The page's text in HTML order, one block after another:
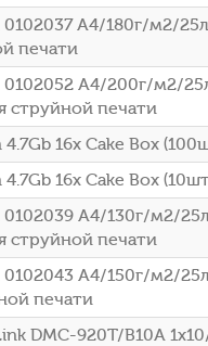
A4/180г/м2/
печати
A4/200г/м2/
струйной печати
16x Cake Box
16x Cake Box
A4/130г/м2/
струйной печати
A4/150г/м2/
печати
DMC-920T/B10A